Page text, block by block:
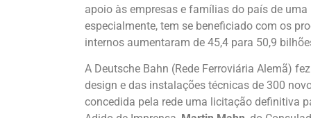
apoio às empresas e famílias do país de
especialmente, tem se beneficiado com os
internos aumentaram de 45,4 para 50,9
A Deutsche Bahn (Rede Ferroviária Alemã)
design e das instalações técnicas de 300
concedida pela rede uma licitação definitiva